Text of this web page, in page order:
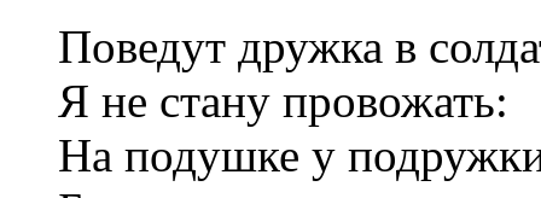
Поведут дружка в
Я не стану провожать:
На подушке у